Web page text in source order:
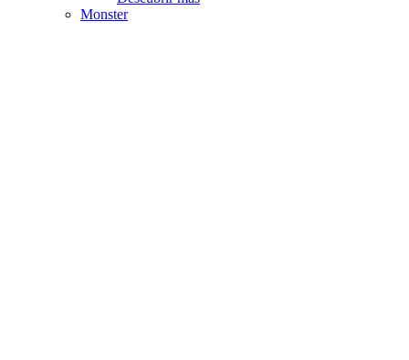
Monster